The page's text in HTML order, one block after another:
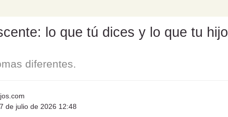
lo que tú dices y lo que tu hijo
diferentes.
de julio de 2026 12:48